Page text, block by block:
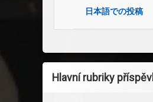
日本語での投稿
Hlavní rubriky